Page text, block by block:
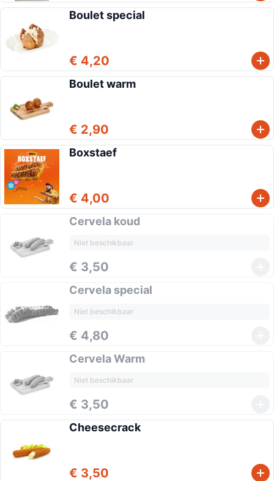
Boulet special
€ 4,20
Boulet warm
€ 2,90
Boxstaef
€ 4,00
Cervela koud
Niet beschikbaar
€ 3,50
Cervela special
Niet beschikbaar
€ 4,80
Cervela Warm
Niet beschikbaar
€ 3,50
Cheesecrack
€ 3,50